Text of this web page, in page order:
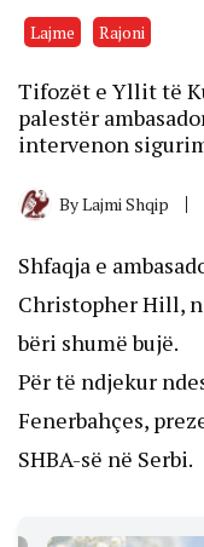
Lajme Rajoni
Tifozët e Yllit të
palestër
intervenon
ByLajmi Shqip
Shfaqja e
Christopher Hill,
bëri shumë bujë.
Për të ndjekur
Fenerbahçes,
SHBA-së në Serbi.